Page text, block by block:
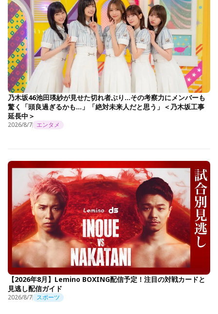
乃木坂46池田瑛紗が見せた切れ者ぶり…その考察力にメンバーも
驚く「頭良過ぎるかも…」「絶対未来人だと思う」＜乃木坂工事
延長中＞
2026/8/7 エンタメ
【2026年8月】Lemino BOXING配信予定！注目の対戦カードと
見逃し配信ガイド
2026/8/7 スポーツ